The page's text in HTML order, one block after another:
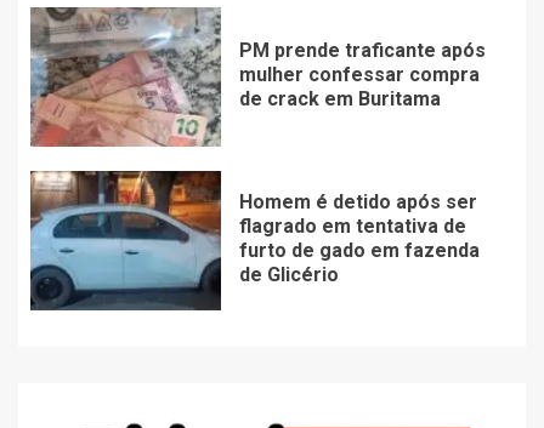
PM prende traficante após
mulher confessar compra
de crack em Buritama
Homem é detido após ser
flagrado em tentativa de
furto de gado em fazenda
de Glicério